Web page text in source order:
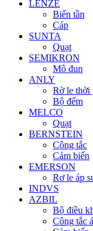
LENZE
Biến tần
Cáp
SUNTA
Quạt
SEMIKRON
Mô đun
ANLY
Rờ le thời
Bộ đếm
MELCO
Quạt
BERNSTEIN
Công tắc
Cảm biến
EMERSON
Rơ le áp
INDVS
AZBIL
Bộ điều
Công tắc